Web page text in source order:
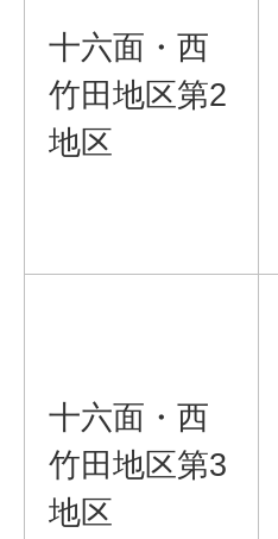
十六面・西
竹田地区第2
地区
十六面・西
竹田地区第3
地区